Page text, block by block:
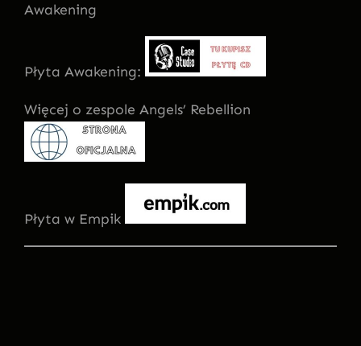
Awakening
Płyta Awakening:
Więcej o zespole Angels’ Rebellion
Płyta w Empik